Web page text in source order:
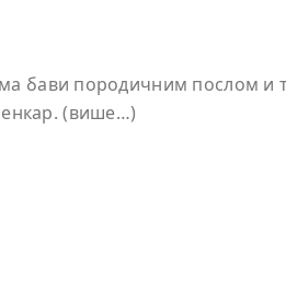
бави породичним послом и
(више…)